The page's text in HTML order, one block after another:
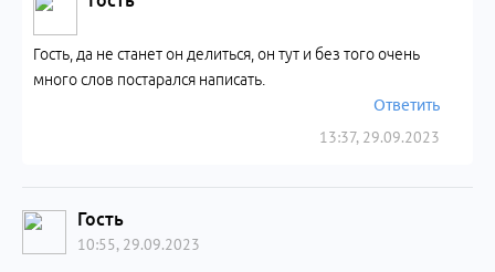
13:37, 29.09.2023
Гость, да не станет он делиться, он тут и без того очень
много слов постарался написать.
Ответить
Гость
10:55, 29.09.2023